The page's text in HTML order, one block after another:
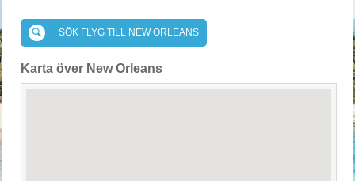
SÖK FLYG TILL NEW ORLEANS
Karta över New Orleans